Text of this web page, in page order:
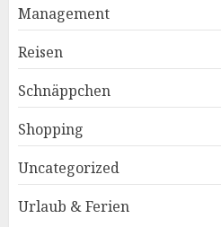
Management
Reisen
Schnäppchen
Shopping
Uncategorized
Urlaub & Ferien